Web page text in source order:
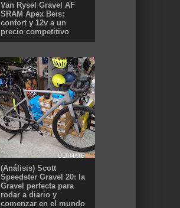
Van Rysel Gravel AF
SRAM Apex Beis:
confort y 12v a un
precio competitivo
(Análisis) Scott
Speedster Gravel 20: la
Gravel perfecta para
rodar a diario y
comenzar en el mundo